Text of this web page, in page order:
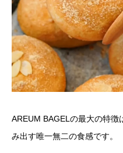
AREUM BAGELの最大の特徴
み出す唯一無二の食感です。